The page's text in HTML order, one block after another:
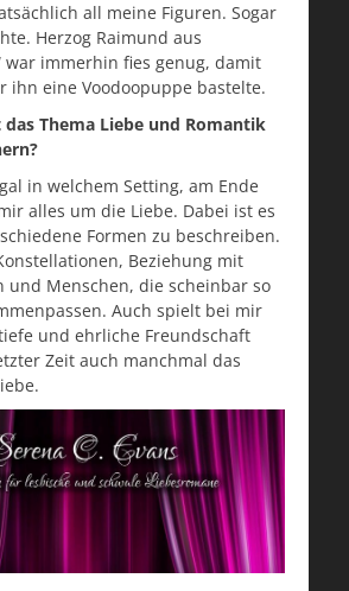
all meine Figuren. Sogar
Herzog Raimund aus
war immerhin fies genug, damit
ihn eine Voodoopuppe bastelte.
Thema Liebe und Romantik
in welchem Setting, am Ende
alles um die Liebe. Dabei ist es
Formen zu beschreiben.
Beziehung mit
und Menschen, die scheinbar so
Auch spielt bei mir
und ehrliche Freundschaft
Zeit auch manchmal das